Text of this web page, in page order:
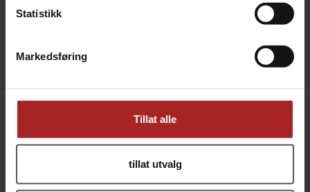
Statistikk
Markedsføring
Tillat alle
tillat utvalg